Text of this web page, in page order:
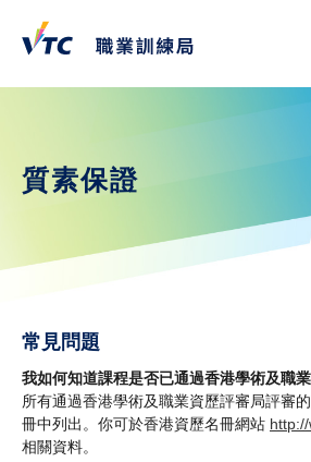
質素保證
常見問題
我如何知道課程是否已通過香港學術及職
所有通過香港學術及職業資歷評審局評審
冊中列出。你可於香港資歷名冊網站
相關資料。